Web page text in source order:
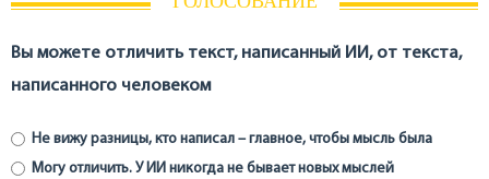
Вы можете отличить текст, написанный ИИ, от текста,
написанного человеком
Не вижу разницы, кто написал – главное, чтобы мысль была
Могу отличить. У ИИ никогда не бывает новых мыслей